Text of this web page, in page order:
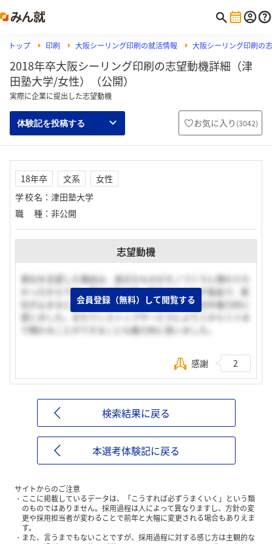
トップ 印刷 大阪シーリング印刷の就活情報 大阪シーリング印刷の
2018年卒大阪シーリング印刷の志望動機詳細（津
田塾大学/女性）（公開）
実際に企業に提出した志望動機
体験記を投稿する お気に入り (3042)
18年卒 文系
女性
学校名 ： 津田塾大学
職種 ： 非公開
志望動機
貴社を志望した理由は、身近なもののモノづくりに携わりた
かったからです。貴社の取り扱い商品の８０％が食品で、貴
社が止まると日本の食も危うくなるといった状況を魅力的に
感じました。またワンストップサービスにより１から１０ま
で関わることができることも魅力的に思いました。
会員登録（無料）して閲覧する
感謝 2
検索結果に戻る
本選考体験記に戻る
サイトからのご注意
ここに掲載しているデータは、「こうすれば必ずうまくいく」という類
のものではありません。採用過程は人によって異なりますし、方針の変
更や採用担当者が変わることで前年と大幅に変更される場合もありえま
す。
また、言うまでもないことですが、採用過程に対する感じ方は主観的な